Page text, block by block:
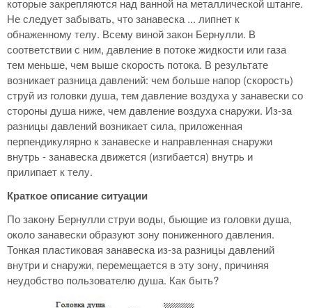
которые закрепляются над ванной на металлической штанге.
Не следует забывать, что занавеска ... липнет к
обнаженному телу. Всему виной закон Бернулли. В
соответствии с ним, давление в потоке жидкости или газа
тем меньше, чем выше скорость потока. В результате
возникает разница давлений: чем больше напор (скорость)
струй из головки душа, тем давление воздуха у занавески со
стороны душа ниже, чем давление воздуха снаружи. Из-за
разницы давлений возникает сила, приложенная
перпендикулярно к занавеске и направленная снаружи
внутрь - занавеска движется (изгибается) внутрь и
прилипает к телу.
Краткое описание ситуации
По закону Бернулли струи воды, бьющие из головки душа,
около занавески образуют зону пониженного давления.
Тонкая пластиковая занавеска из-за разницы давлений
внутри и снаружи, перемещается в эту зону, причиняя
неудобство пользователю душа. Как быть?